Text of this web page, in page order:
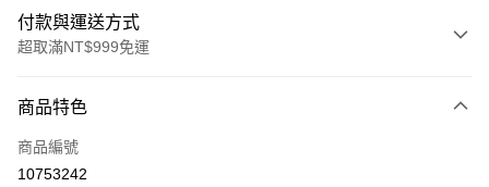
付款與運送方式
超取滿NT$999免運
信用卡一次付款
信用卡分期付款
商品特色
商品編號
10753242